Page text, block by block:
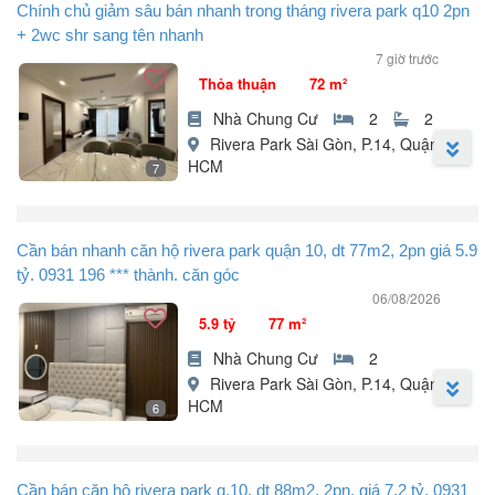
Chính chủ giảm sâu bán nhanh trong tháng rivera park q10 2pn
+ 2wc shr sang tên nhanh
7 giờ trước
7
Thỏa thuận 72 m²
Nhà Chung Cư 2
2
Rivera Park Sài Gòn, P.14, Quận 10,
HCM
2 PN | 2 WC.
Sổ hồng riêng (SHR) pháp lý sạch công chứng nhanh.
* Tiện ích nội khu cao cấp.
Hồ bơi, phòng gym, khu BBQ.
Công viên nội khu không gian xanh.
Trung tâm thương mại shophouse.
Hầm giữ xe rộng thang máy tốc độ cao.
An ninh 24/7 thẻ từ camera toàn khu.
* Tiện ích ngoại khu trung tâm Q10.
Cần bán nhanh căn hộ rivera park quận 10, dt 77m2, 2pn giá 5.9
tỷ. 0931 196 *** thành. căn góc
06/08/2026
6
5.9 tỷ 77 m²
Nhà Chung Cư
2
Rivera Park Sài Gòn, P.14, Quận 10,
HCM
5.9 tỷ. LH Thành.
Cần bán căn hộ rivera park q.10, dt 88m2, 2pn, giá 7.2 tỷ, 0931